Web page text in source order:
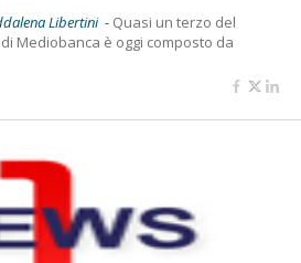
Libertini - Quasi un terzo del
Mediobanca è oggi composto da